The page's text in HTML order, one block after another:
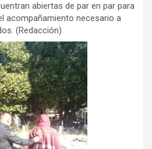
abiertas de par en par para
acompañamiento necesario a
(Redacción)